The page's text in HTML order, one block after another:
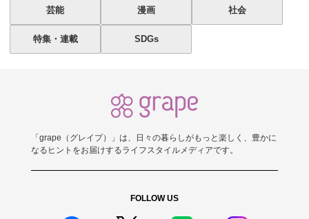
芸能 漫画 社会
特集・連載 SDGs
「grape（グレイプ）」は、日々の暮らしがもっと楽しく、豊かに
なるヒントをお届けするライフスタイルメディアです。
FOLLOW US